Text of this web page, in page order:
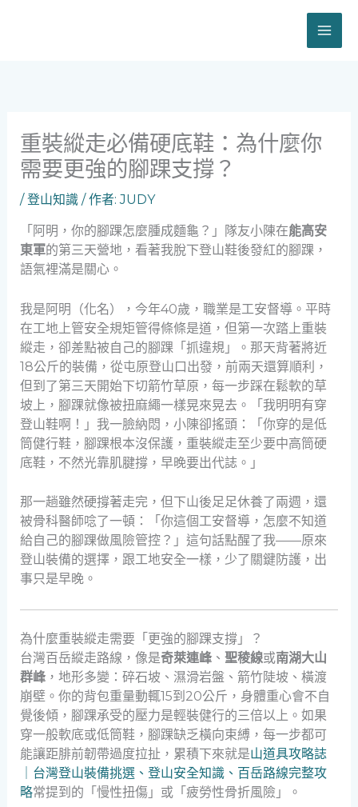
重裝縱走必備硬底鞋：為什麼你
需要更強的腳踝支撐？
/登山知識/ 作者:JUDY
「阿明，你的腳踝怎麼腫成麵龜？」隊友小陳在能高安
東軍的第三天營地，看著我脫下登山鞋後發紅的腳踝，
語氣裡滿是關心。
我是阿明（化名），今年40歲，職業是工安督導。平時
在工地上管安全規矩管得條條是道，但第一次踏上重裝
縱走，卻差點被自己的腳踝「抓違規」。那天背著將近
18公斤的裝備，從屯原登山口出發，前兩天還算順利，
但到了第三天開始下切箭竹草原，每一步踩在鬆軟的草
坡上，腳踝就像被扭麻繩一樣晃來晃去。「我明明有穿
登山鞋啊！」我一臉納悶，小陳卻搖頭：「你穿的是低
筒健行鞋，腳踝根本沒保護，重裝縱走至少要中高筒硬
底鞋，不然光靠肌腱撐，早晚要出代誌。」
那一趟雖然硬撐著走完，但下山後足足休養了兩週，還
被骨科醫師唸了一頓：「你這個工安督導，怎麼不知道
給自己的腳踝做風險管控？」這句話點醒了我——原來
登山裝備的選擇，跟工地安全一樣，少了關鍵防護，出
事只是早晚。
為什麼重裝縱走需要「更強的腳踝支撐」？
台灣百岳縱走路線，像是奇萊連峰、 聖稜線或南湖大山
群峰，地形多變：碎石坡、濕滑岩盤、箭竹陡坡、橫渡
崩壁。你的背包重量動輒15到20公斤，身體重心會不自
覺後傾，腳踝承受的壓力是輕裝健行的三倍以上。如果
穿一般軟底或低筒鞋，腳踝缺乏橫向束縛，每一步都可
能讓距腓前韌帶過度拉扯，累積下來就是山道具攻略誌
｜台灣登山裝備挑選、登山安全知識、百岳路線完整攻
略常提到的「慢性扭傷」或「疲勞性骨折風險」。